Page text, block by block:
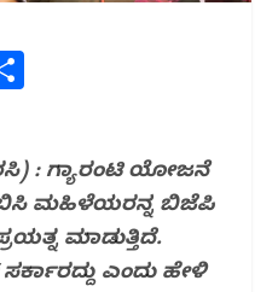
ar
e: ಗ್ಯಾರಂಟಿ ಯೋಜನೆ
ಮಹಿಳೆಯರನ್ನ ಬಿಜೆಪಿ
ಮಾಡುತ್ತಿದೆ.
ಎಂದು ಹೇಳಿ